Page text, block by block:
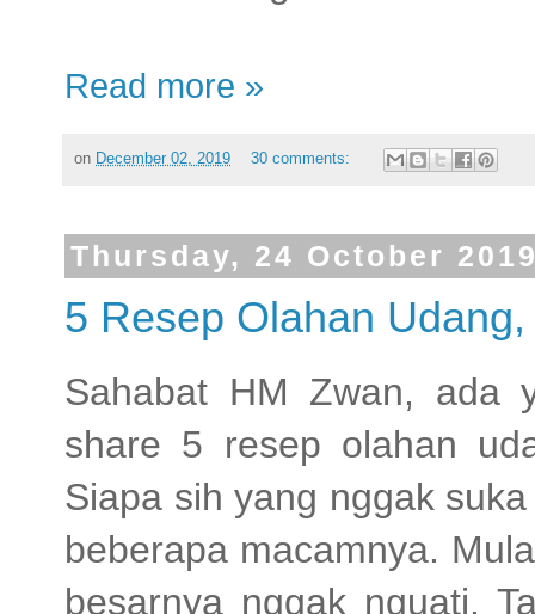
Read more »
on December 02, 2019 30 comments:
Thursday, 24 October
5 Resep Olahan
Sahabat HM Zwan, ada
share 5 resep olahan
Siapa sih yang nggak
beberapa macamnya.
besarnya nggak nguati.